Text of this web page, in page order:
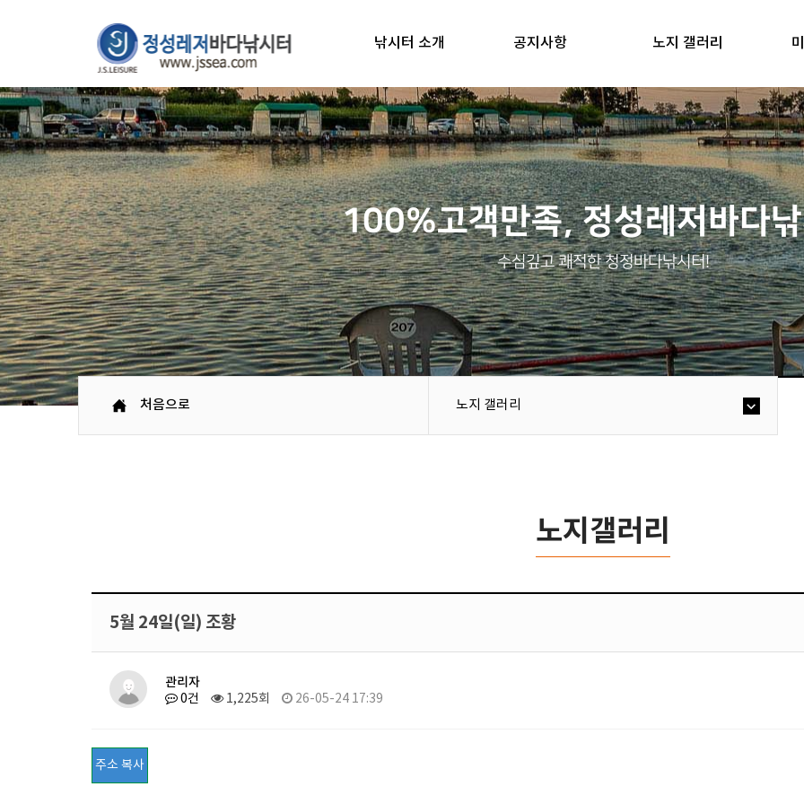
낚시터 소개 공지사항 노지 갤러리
100%고객만족, 정성레저바다
수심깊고 쾌적한 청정바다낚시터!
처음으로 노지 갤러리
노지갤러리
5월 24일(일) 조황
관리자
0건 1,225회 26-05-24 17:39
주소 복사